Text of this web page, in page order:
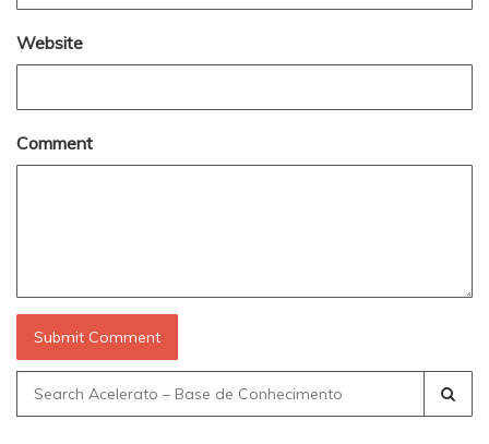
Website
Comment
Search
for: